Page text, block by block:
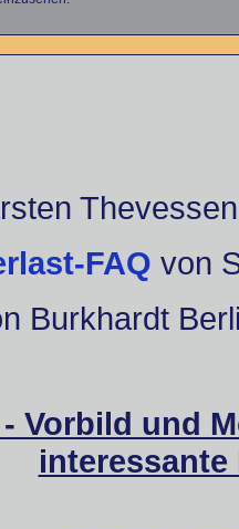
Thevessen
FAQ von
Burkhardt
Vorbild und